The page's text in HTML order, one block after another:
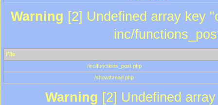
Warning [2] Undefined array key
inc/
File
/inc/functions_post.php
/showthread.php
Warning [2] Undefined